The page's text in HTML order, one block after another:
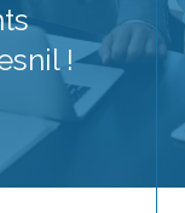
!
sans